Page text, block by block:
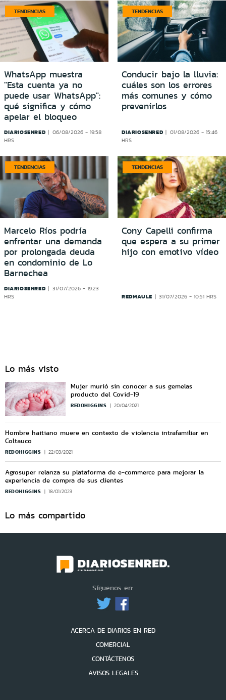
TENDENCIAS
WhatsApp muestra
"Esta cuenta ya no
puede usar WhatsApp":
qué significa y cómo
apelar el bloqueo
DIARIOSENRED
06/08/2026 - 19:58
HRS
TENDENCIAS
Conducir bajo la lluvia:
cuáles son los errores
más comunes y cómo
prevenirlos
DIARIOSENRED
01/08/2026 - 15:46
HRS
TENDENCIAS
Marcelo Ríos podría
enfrentar una demanda
por prolongada deuda
en condominio de Lo
Barnechea
DIARIOSENRED
31/07/2026 - 19:23
HRS
TENDENCIAS
Cony Capelli confirma
que espera a su primer
hijo con emotivo vídeo
REDMAULE 31/07/2026 - 10:51 HRS
Lo más visto
Mujer murió sin conocer a sus gemelas
producto del Covid-19
REDOHIGGINS 20/04/2021
Hombre haitiano muere en contexto de violencia intrafamiliar en
Coltauco
REDOHIGGINS 22/03/2021
Agrosuper relanza su plataforma de e-commerce para mejorar la
experiencia de compra de sus clientes
REDOHIGGINS 18/01/2023
Lo más compartido
Síguenos en:
ACERCA DE DIARIOS EN RED
COMERCIAL
CONTÁCTENOS
AVISOS LEGALES